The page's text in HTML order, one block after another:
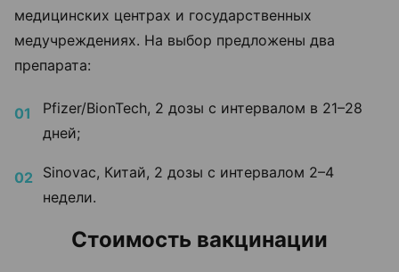
медицинских центрах и государственных
медучреждениях. На выбор предложены два
препарата:
Pfizer/BionTech, 2 дозы с интервалом в 21–28
дней;
Sinovac, Китай, 2 дозы с интервалом 2–4
недели.
Стоимость вакцинации